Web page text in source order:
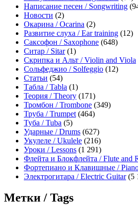
Написание песен / Songwriting
Новости (2)
Окарина / Ocarina (2)
Развитие слуха / Ear training (12)
Саксофон / Saxophone (648)
Ситар / Sitar(1)
Скрипка и Альт / Violin and Viola
Сольфеджио / Solfeggio (12)
Статьи (54)
Табла / Tabla (1)
Теория / Theory (171)
Тромбон / Trombone (349)
Труба / Trumpet (464)
Туба / Tuba (5)
Ударные / Drums (627)
Укулеле / Ukulele (216)
Уроки / Lessons (1 291)
Флейта и Блокфлейта / Flute and
Фортепиано и Клавишные /
Электрогитара / Electric Guitar(5
Метки / Tags